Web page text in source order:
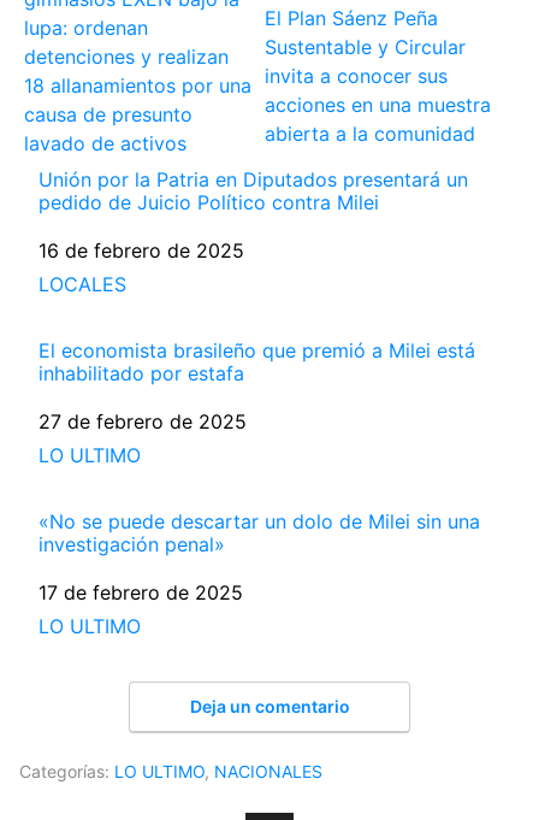
lupa: ordenan
detenciones y realizan
18 allanamientos por una
causa de presunto
lavado de activos
El Plan Sáenz Peña
Sustentable y Circular
invita a conocer sus
acciones en una muestra
abierta a la comunidad
Unión por la Patria en Diputados presentará un
pedido de Juicio Político contra Milei
Fecha
16 de febrero de 2025
Respecto a
LOCALES
El economista brasileño que premió a Milei está
inhabilitado por estafa
Fecha
27 de febrero de 2025
Respecto a
LO ULTIMO
«No se puede descartar un dolo de Milei sin una
investigación penal»
Fecha
17 de febrero de 2025
Respecto a
LO ULTIMO
Deja un comentario
Categorías: LO ULTIMO, NACIONALES